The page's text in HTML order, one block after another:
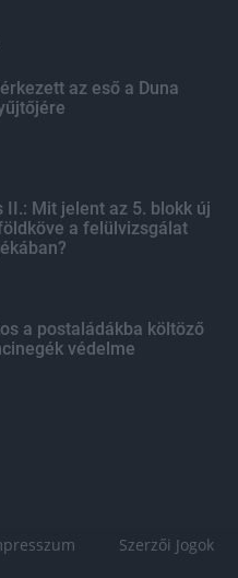
az eső a Duna
II.: Mit jelent az 5. blokk új
a felülvizsgálat
a postaládákba költöző
védelme
Szerzői Jogok